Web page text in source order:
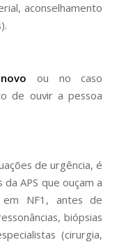
aconselhamento
ou no caso
de ouvir a pessoa
de urgência, é
APS que ouçam a
em NF1, antes de
biópsias
(cirurgia,